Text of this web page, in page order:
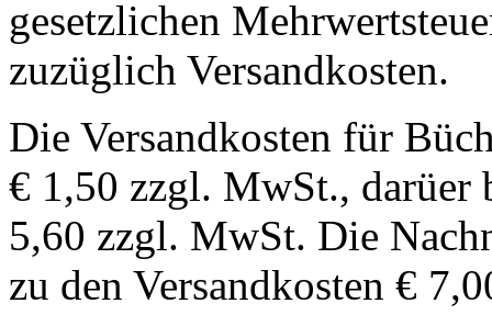
gesetzlichen
zuzüglich Versandkosten.
Die Versandkosten für
€ 1,50 zzgl. MwSt., darüer
5,60 zzgl. MwSt. Die
zu den Versandkosten €